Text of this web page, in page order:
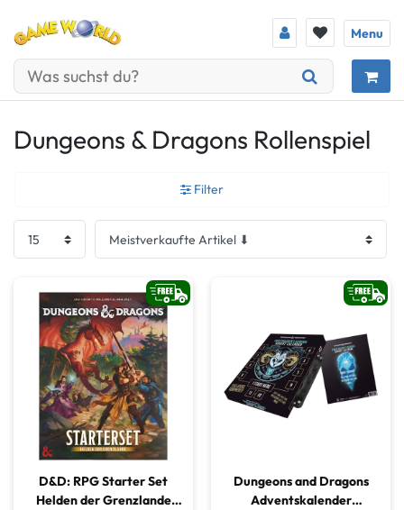
Menu
Dungeons & Dragons Rollenspiel
Filter
D&D: RPG Starter Set
Helden der Grenzlande
Dungeons and Dragons
Adventskalender